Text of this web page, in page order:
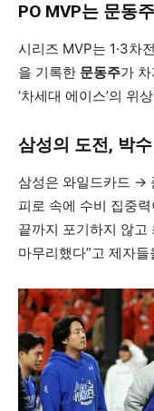
PO MVP는 문동주
시리즈 MVP는 1·3차
을 기록한 문동주가
‘차세대 에이스’의 위
삼성의 도전, 박
삼성은 와일드카드 →
피로 속에 수비 집중
끝까지 포기하지 않고
마무리했다”고 제자